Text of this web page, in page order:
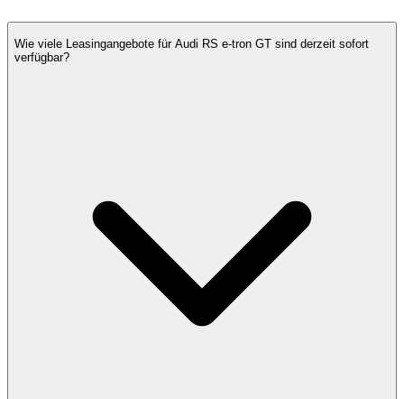
Wie viele Leasingangebote für Audi RS e-tron GT sind derzeit sofort
verfügbar?